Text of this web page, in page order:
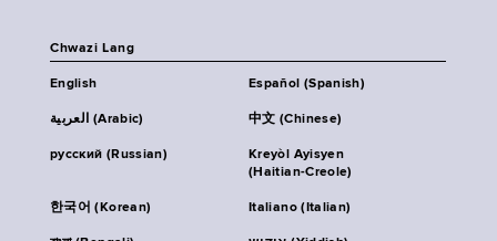
Chwazi Lang
English Español (Spanish)
العربية (Arabic) 中文 (Chinese)
русский (Russian)
Kreyòl Ayisyen
(Haitian-Creole)
한국어 (Korean) Italiano (Italian)